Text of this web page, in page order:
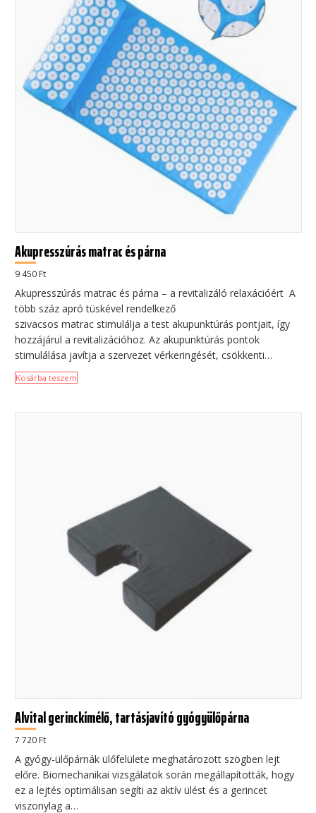
Akupresszúrás matrac és párna
9 450 Ft
Akupresszúrás matrac és párna – a revitalizáló relaxációért A
több száz apró tüskével rendelkező
szivacsos matrac stimulálja a test akupunktúrás pontjait, így
hozzájárul a revitalizációhoz. Az akupunktúrás pontok
stimulálása javítja a szervezet vérkeringését, csökkenti…
Kosárba teszem
Alvital gerinckímélő, tartásjavító gyógyülőpárna
7 720 Ft
A gyógy-ülőpárnák ülőfelülete meghatározott szögben lejt
előre. Biomechanikai vizsgálatok során megállapították, hogy
ez a lejtés optimálisan segíti az aktív ülést és a gerincet
viszonylag a…